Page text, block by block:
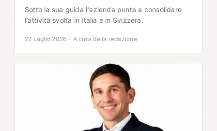
Sotto la sua guida l'azienda punta a consolidare
l’attività svolta in Italia e in Svizzera.
22 Luglio 2026 · A cura della redazione